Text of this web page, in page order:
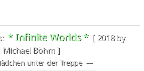
* Infinite Worlds *[ 2018 by
Michael Böhm ]
unter der Treppe —